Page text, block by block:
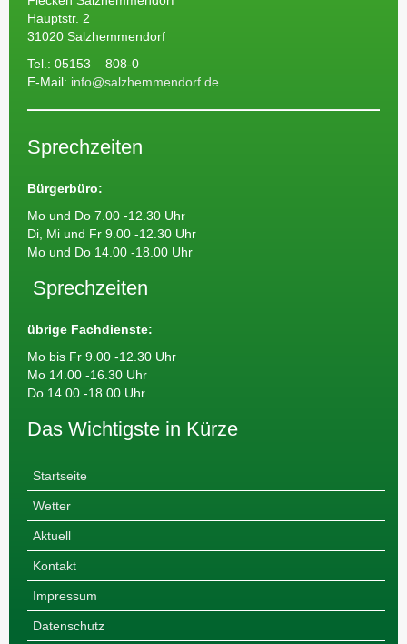
Hauptstr. 2
31020 Salzhemmendorf
Tel.: 05153 – 808-0
E-Mail: info@salzhemmendorf.de
Sprechzeiten
Bürgerbüro:
Mo und Do 7.00 -12.30 Uhr
Di, Mi und Fr 9.00 -12.30 Uhr
Mo und Do 14.00 -18.00 Uhr
Sprechzeiten
übrige Fachdienste:
Mo bis Fr 9.00 -12.30 Uhr
Mo 14.00 -16.30 Uhr
Do 14.00 -18.00 Uhr
Das Wichtigste in Kürze
Startseite
Wetter
Aktuell
Kontakt
Impressum
Datenschutz